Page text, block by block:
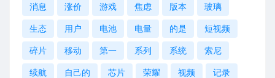
消息 涨价 游戏 焦虑 版本 玻璃
生态 用户 电池 电量 的是 短视频
碎片 移动 第一 系列 系统 索尼
续航 自己的 芯片 荣耀 视频 记录